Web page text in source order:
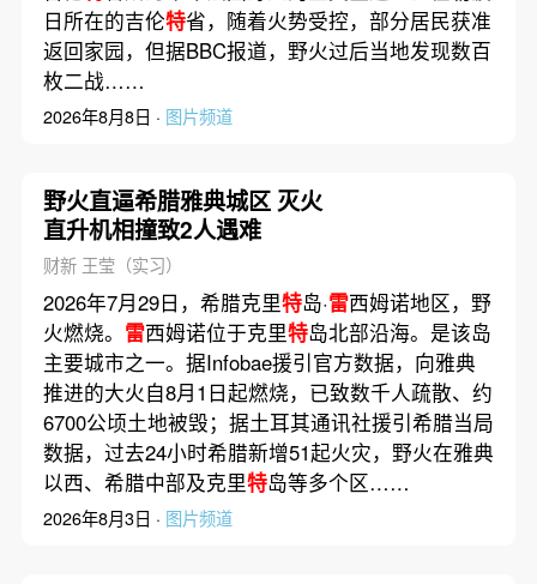
日所在的吉伦特省，随着火势受控，部分居民获准
返回家园，但据BBC报道，野火过后当地发现数百
枚二战……
2026年8月8日 · 图片频道
野火直逼希腊雅典城区 灭火
直升机相撞致2人遇难
财新 王莹（实习）
2026年7月29日，希腊克里特岛·雷西姆诺地区，野
火燃烧。 雷西姆诺位于克里特岛北部沿海。是该岛
主要城市之一。据Infobae援引官方数据，向雅典
推进的大火自8月1日起燃烧，已致数千人疏散、约
6700公顷土地被毁；据土耳其通讯社援引希腊当局
数据，过去24小时希腊新增51起火灾，野火在雅典
以西、希腊中部及克里特岛等多个区……
2026年8月3日 · 图片频道